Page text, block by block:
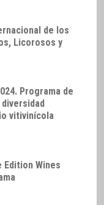
de los
Licorosos y
Programa de
vitivinícola
Edition Wines